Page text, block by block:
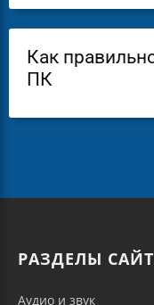
Как
ПК
РАЗДЕЛЫ
Аудио и звук